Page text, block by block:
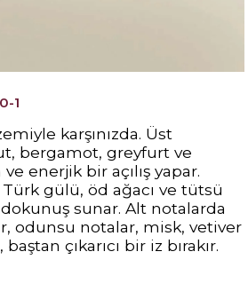
1
karşınızda. Üst
bergamot, greyfurt ve
enerjik bir açılış yapar.
gülü, öd ağacı ve tütsü
sunar. Alt notalarda
odunsu notalar, misk, vetiver
çıkarıcı bir iz bırakır.